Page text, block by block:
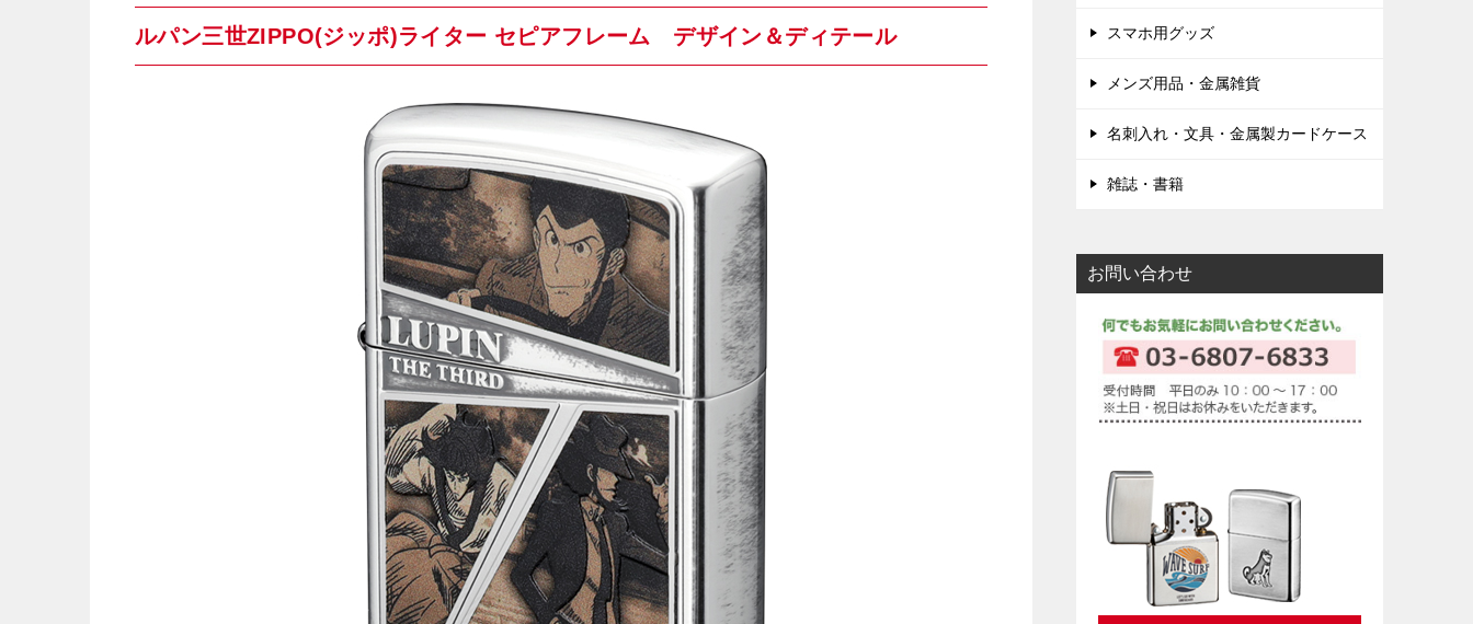
ルパン三世ZIPPO(ジッポ)ライター セピアフレーム デザイン＆ディテール スマホ用グッズ
メンズ用品・金属雑貨
名刺入れ・文具・金属製カードケース
雑誌・書籍
お問い合わせ